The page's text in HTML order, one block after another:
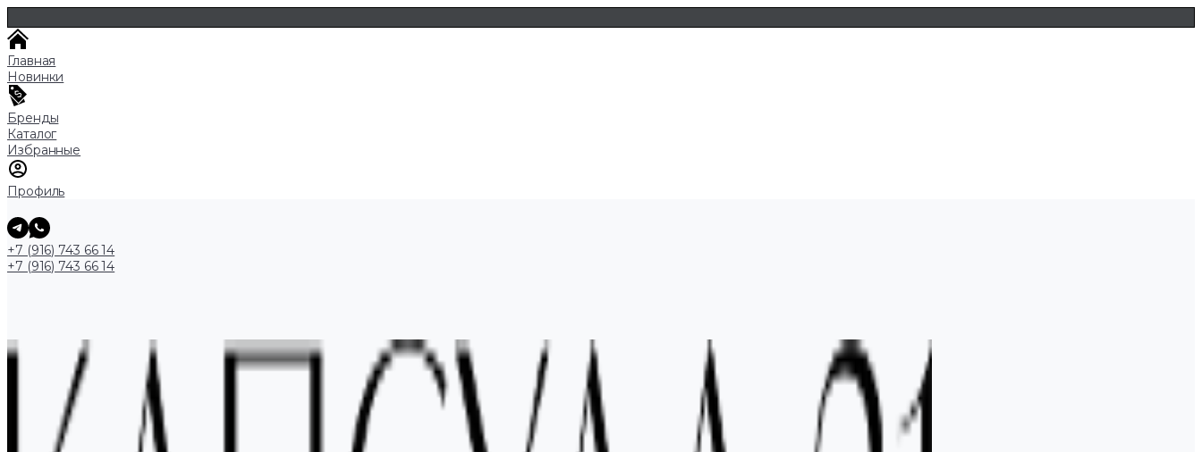
Главная
Новинки
Бренды
Каталог
Избранные
Профиль
+7 (916) 743 66 14
+7 (916) 743 66 14